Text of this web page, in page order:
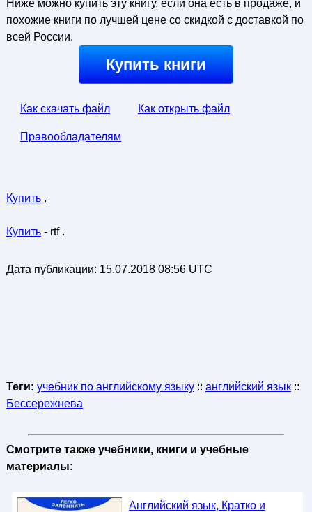
Ниже можно купить эту книгу, если она есть в продаже, и
похожие книги по лучшей цене со скидкой с доставкой по
всей России.
Купить книги
Как скачать файл Как открыть файл
Правообладателям
Купить.
Купить- rtf .
Дата публикации: 15.07.2018 08:56 UTC
Теги: учебник по английскому языку:: английский язык::
Бессережнева
Смотрите также учебники, книги и учебные
материалы:
Английский язык, Кратко и